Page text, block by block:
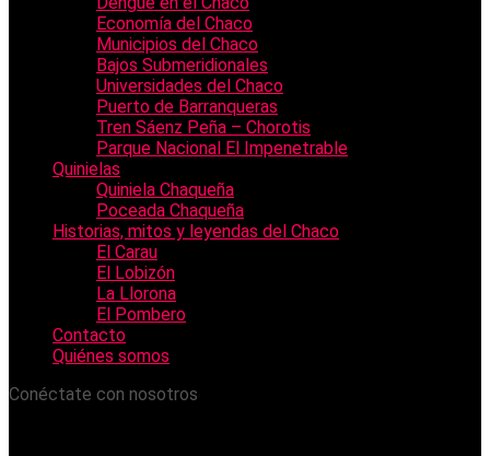
Economía del Chaco
Municipios del Chaco
Bajos Submeridionales
Universidades del Chaco
Puerto de Barranqueras
Tren Sáenz Peña – Chorotis
Parque Nacional El Impenetrable
Quinielas
Quiniela Chaqueña
Poceada Chaqueña
Historias, mitos y leyendas del Chaco
El Carau
El Lobizón
La Llorona
El Pombero
Contacto
Quiénes somos
Conéctate con nosotros